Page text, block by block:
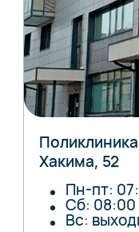
Хакима, 52
Пн-пт:
Сб: 08:00
Вс: